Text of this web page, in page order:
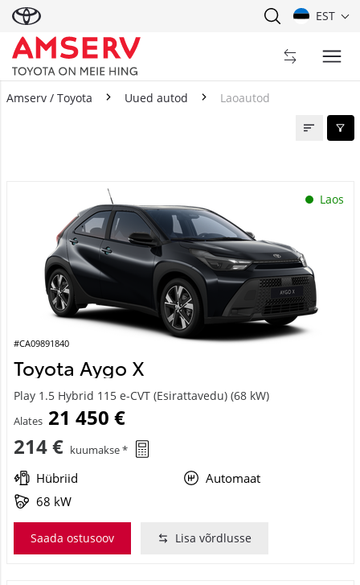
EST
Amserv / Toyota Uued autod Laoautod
Laos
#CA09891840
Toyota Aygo X
Play 1.5 Hybrid 115 e-CVT (Esirattavedu) (68 kW)
Alates 21 450 €
214 € kuumakse *
Hübriid
Automaat
68 kW
Saada ostusoov Lisa võrdlusse